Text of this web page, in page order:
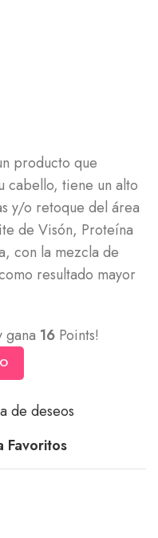
producto que
cabello, tiene un alto
y/o retoque del área
de Visón, Proteína
con la mezcla de
resultado mayor
gana 16 Points!
de deseos
Favoritos